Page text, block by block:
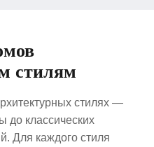
стилям
стилях —
до классических
Для каждого стиля